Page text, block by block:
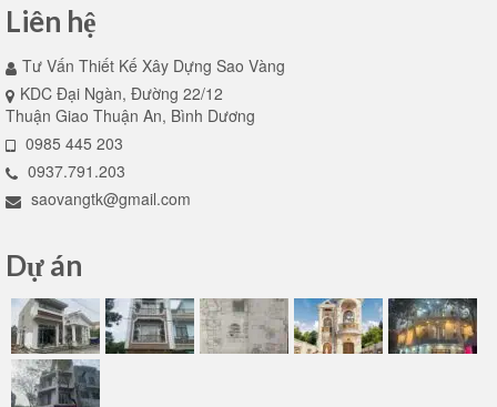
Liên hệ
Tư Vấn Thiết Kế Xây Dựng Sao Vàng
KDC Đại Ngàn, Đường 22/12
Thuận Giao Thuận An, Bình Dương
0985 445 203
0937.791.203
saovangtk@gmail.com
Dự án